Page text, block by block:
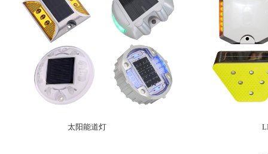
太阳能道灯